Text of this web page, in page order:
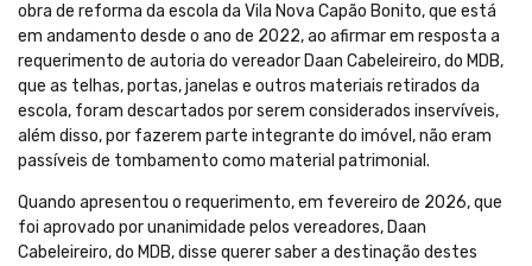
obra de reforma da escola da Vila Nova Capão Bonito, que está
em andamento desde o ano de 2022, ao afirmar em resposta a
requerimento de autoria do vereador Daan Cabeleireiro, do MDB,
que as telhas, portas, janelas e outros materiais retirados da
escola, foram descartados por serem considerados inservíveis,
além disso, por fazerem parte integrante do imóvel, não eram
passíveis de tombamento como material patrimonial.
Quando apresentou o requerimento, em fevereiro de 2026, que
foi aprovado por unanimidade pelos vereadores, Daan
Cabeleireiro, do MDB, disse querer saber a destinação destes